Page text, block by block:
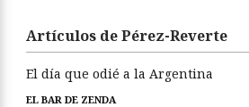
Artículos de Pérez-Reverte
El día que odié a la Argentina
EL BAR DE ZENDA